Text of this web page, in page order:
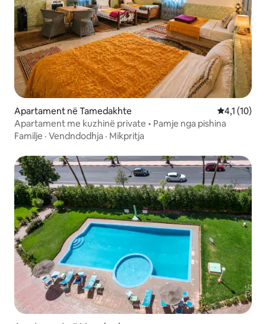
Apartament në Tamedakhte Vlerësimi
4,1 (10)
Apartament me kuzhinë private • Pamje nga pishina
Familje · Vendndodhja · Mikpritja